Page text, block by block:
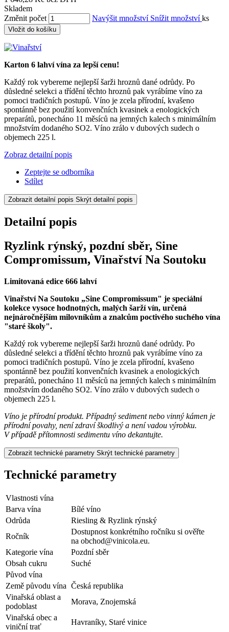
Skladem
Změnit počet
Navýšit množství Snížit množstvíks
Vložit do košíku
Karton 6 lahví vína za lepší cenu!
Každý rok vybereme nejlepší šarži hroznů dané odrůdy. Po
důsledné selekci a třídění těchto hroznů pak vyrábíme víno za
pomoci tradičních postupů. Víno je zcela přírodní, kvašeno
spontánně bez použití konvenčních kvasinek a enologických
preparátů, ponecháno 11 měsíců na jemných kalech s minimálním
množstvím dodaného SO2. Víno zrálo v dubových sudech o
objemech 225 l.
Zobraz detailní popis
Zeptejte se odborníka
Sdílet
Zobrazit detailní popis Skrýt detailní popis
Detailní popis
Ryzlink rýnský, pozdní sběr, Sine
Compromissum, Vinařství Na Soutoku
Limitovaná edice 666 lahví
Vinařství Na Soutoku „Sine Compromissum" je speciální
kolekce vysoce hodnotných, malých šarží vín, určená
nejnáročnějším milovníkům a znalcům poctivého suchého vína
"staré školy".
Každý rok vybereme nejlepší šarži hroznů dané odrůdy. Po
důsledné selekci a třídění těchto hroznů pak vyrábíme víno za
pomoci tradičních postupů. Víno je zcela přírodní, kvašeno
spontánně bez použití konvenčních kvasinek a enologických
preparátů, ponecháno 11 měsíců na jemných kalech s minimálním
množstvím dodaného SO2. Víno zrálo v dubových sudech o
objemech 225 l.
Víno je přírodní produkt. Případný sediment nebo vinný kámen je
přírodní povahy, není zdraví škodlivý a není vadou výrobku.
V případě přítomnosti sedimentu víno dekantujte.
Zobrazit technické parametry Skrýt technické parametry
Technické parametry
Vlastnosti vína
Barva vína
Bílé víno
Odrůda
Riesling & Ryzlink rýnský
Ročník
Dostupnost konkrétního ročníku si ověřte
na obchod@vinicola.eu.
Kategorie vína
Pozdní sběr
Obsah cukru
Suché
Původ vína
Země původu vína Česká republika
Vinařská oblast a
podoblast
Morava, Znojemská
Vinařská obec a
viniční trať
Havraníky, Staré vinice